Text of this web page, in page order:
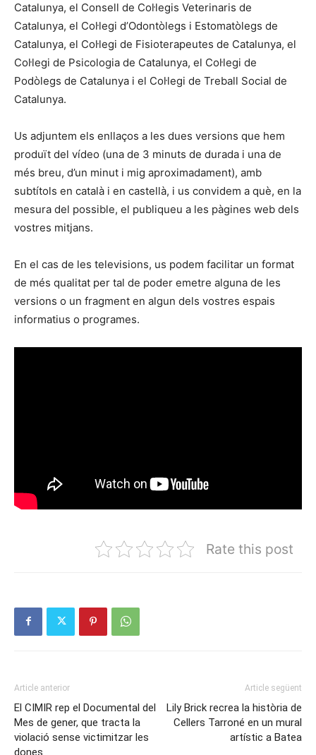
Catalunya, el Consell de Col·legis Veterinaris de
Catalunya, el Col·legi d’Odontòlegs i Estomatòlegs de
Catalunya, el Col·legi de Fisioterapeutes de Catalunya, el
Col·legi de Psicologia de Catalunya, el Col·legi de
Podòlegs de Catalunya i el Col·legi de Treball Social de
Catalunya.
Us adjuntem els enllaços a les dues versions que hem
produït del vídeo (una de 3 minuts de durada i una de
més breu, d’un minut i mig aproximadament), amb
subtítols en català i en castellà, i us convidem a què, en la
mesura del possible, el publiqueu a les pàgines web dels
vostres mitjans.
En el cas de les televisions, us podem facilitar un format
de més qualitat per tal de poder emetre alguna de les
versions o un fragment en algun dels vostres espais
informatius o programes.
Rate this post
Article anterior
El CIMIR rep el Documental del
Mes de gener, que tracta la
violació sense victimitzar les
dones
Article següent
Lily Brick recrea la història de
Cellers Tarroné en un mural
artístic a Batea